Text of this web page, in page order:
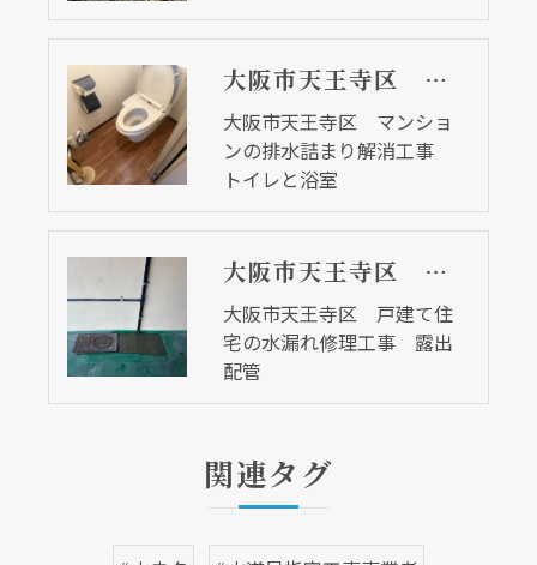
大阪市天王寺区 マンションの排水詰まり修理工事 トイレと浴室
大阪市天王寺区 マンショ
ンの排水詰まり解消工事
トイレと浴室
大阪市天王寺区 戸建て住宅の水漏れ修理工事 露出配管
大阪市天王寺区 戸建て住
宅の水漏れ修理工事 露出
配管
関連タグ